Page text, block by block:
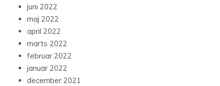
juni 2022
maj 2022
april 2022
marts 2022
februar 2022
januar 2022
december 2021